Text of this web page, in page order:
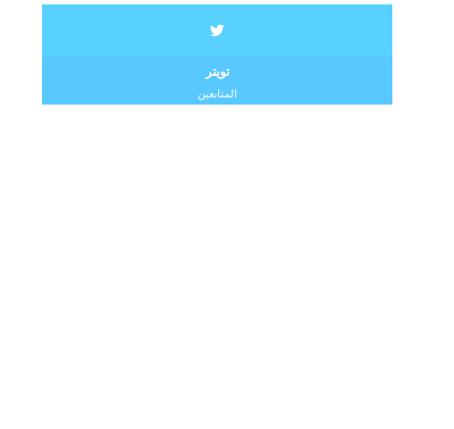
تويتر
المتابعين